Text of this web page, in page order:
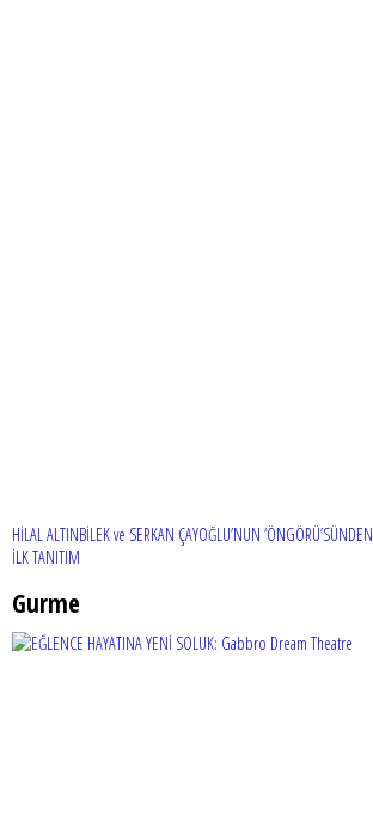
HİLAL ALTINBİLEK ve SERKAN ÇAYOĞLU’NUN ‘ÖNGÖRÜ’SÜNDEN
İLK TANITIM
Gurme